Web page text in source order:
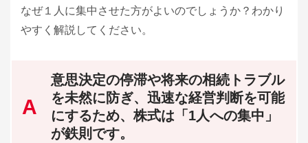
なぜ１人に集中させた方がよいのでしょうか？わかり
やすく解説してください。
意思決定の停滞や将来の相続トラブル
を未然に防ぎ、迅速な経営判断を可能
にするため、株式は「1人への集中」
が鉄則です。